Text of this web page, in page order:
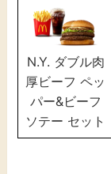
N.Y. ダブル肉
厚ビーフ ペッ
パー&ビーフ
ソテー セット